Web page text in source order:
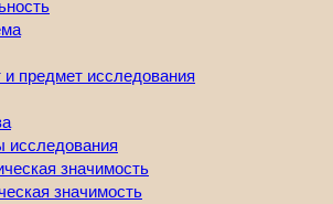
предмет исследования
исследования
значимость
значимость